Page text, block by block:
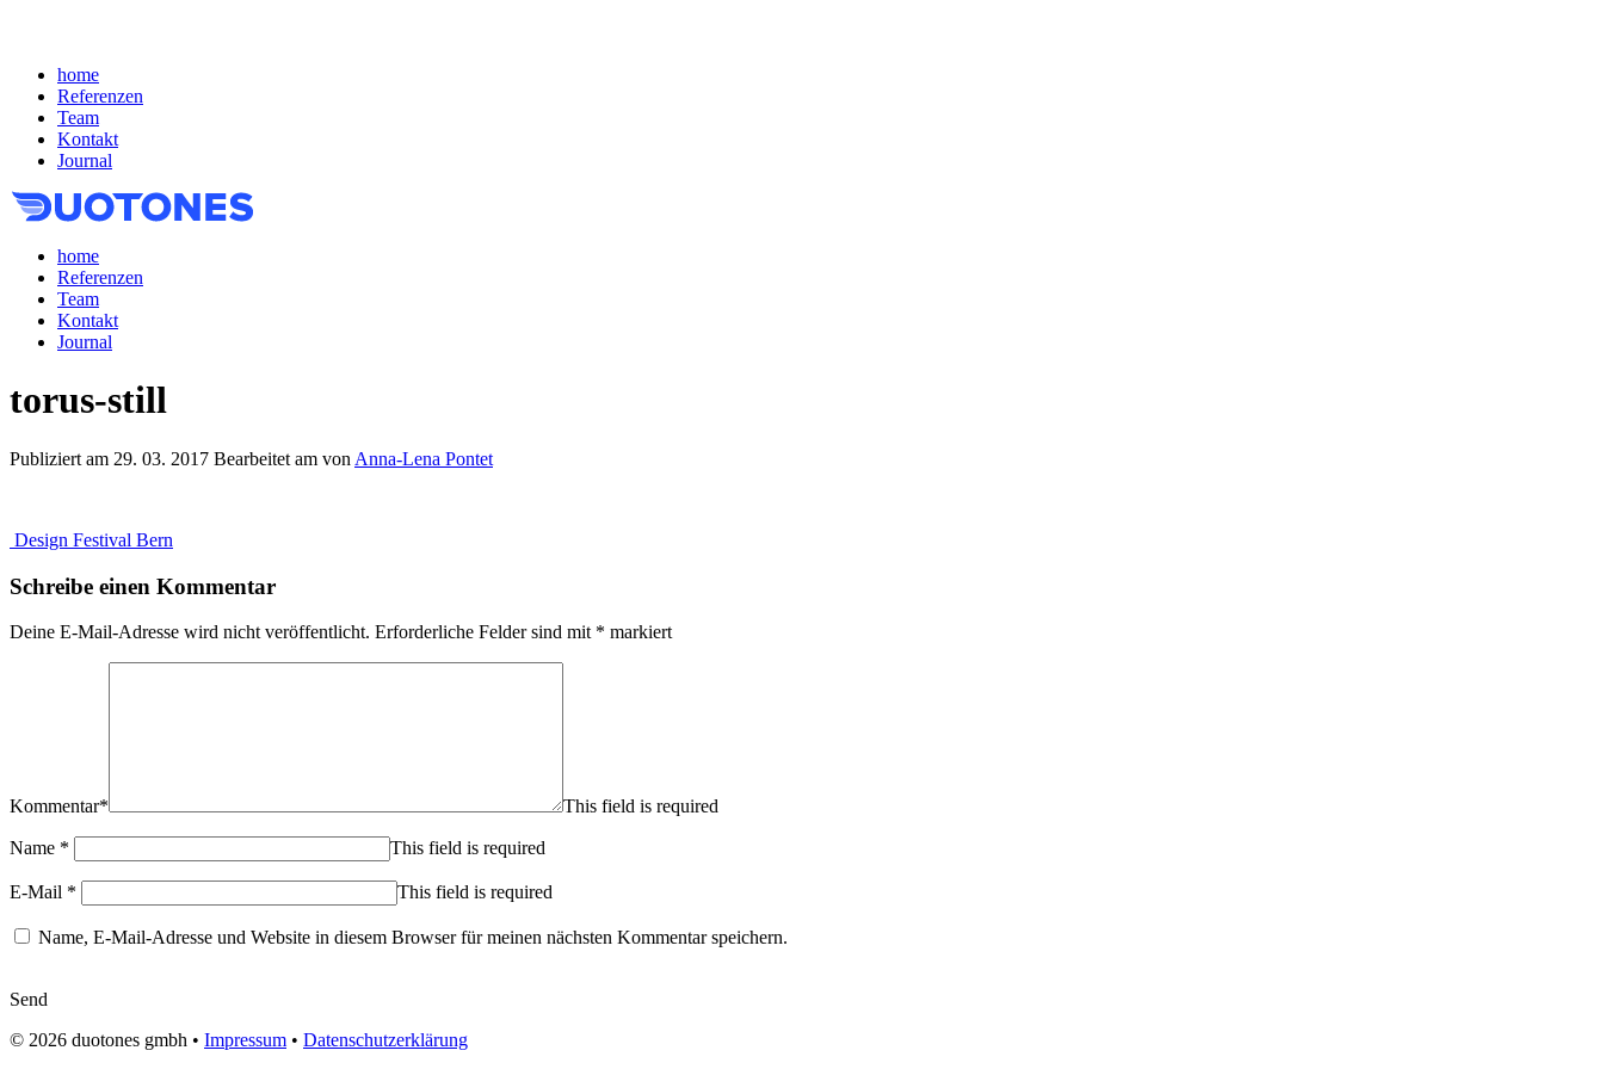
home
Referenzen
Team
Kontakt
Journal
home
Referenzen
Team
Kontakt
Journal
torus-still
Publiziert am 29. 03. 2017 Bearbeitet am von Anna-Lena Pontet
Design Festival Bern
Schreibe einen Kommentar
Deine E-Mail-Adresse wird nicht veröffentlicht. Erforderliche Felder sind mit * markiert
Kommentar* This field is required
Name * This field is required
E-Mail * This field is required
Name, E-Mail-Adresse und Website in diesem Browser für meinen nächsten Kommentar speichern.
Send
© 2026 duotones gmbh • Impressum • Datenschutzerklärung